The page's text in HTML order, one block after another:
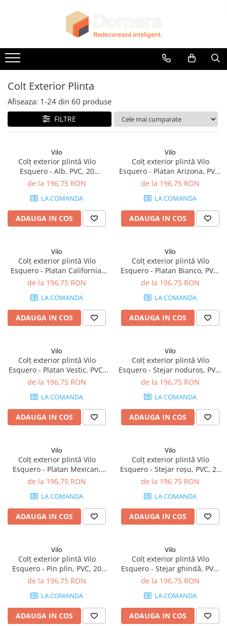
Parchet SPC
Riflaje Decorative
Riflaj exterior
Riflaje Interioare
Glafuri Interioare
Glafuri Exterioare
Plinte, Plinte PVC, Plinte MDF
Plinte PVC
Plinte MDF Premium
Accesorii Plinte
Terminatii Plinta
Colt Exterior Plinta
Colt Interior Plinta
Accesorii Lambriuri
Accesorii Riflaje Decorative
Accesorii Universale
Capac Glaf Interior
Izolatie Parchet
Prag de trecere
Lambriuri PVC
Lambriuri Premium
Panouri Decorative
Panouri Decorative SPC
Panouri Decorative Premium
Colt Exterior Plinta
Afiseaza: 1-24 din 60 produse
FILTRE
Vilo
Colț exterior plintă Vilo
Esquero - Alb, PVC, 20
buc/cutie, compatibil plintă
de la 196,75 RON
LA COMANDA
ADAUGA IN COS
Vilo
Colț exterior plintă Vilo
Esquero - Platan Arizona, PVC,
20 buc/cutie, compatibil
de la 196,75 RON
LA COMANDA
ADAUGA IN COS
Vilo
Colț exterior plintă Vilo
Esquero - Platan California,
PVC, 20 buc/cutie, compatibil
de la 196,75 RON
LA COMANDA
ADAUGA IN COS
Vilo
Colț exterior plintă Vilo
Esquero - Platan Bianco, PVC,
20 buc/cutie, compatibil
de la 196,75 RON
LA COMANDA
ADAUGA IN COS
Vilo
Colț exterior plintă Vilo
Esquero - Platan Vestic, PVC,
20 buc/cutie, compatibil
de la 196,75 RON
LA COMANDA
ADAUGA IN COS
Vilo
Colț exterior plintă Vilo
Esquero - Stejar noduros, PVC,
20 buc/cutie, compatibil
de la 196,75 RON
LA COMANDA
ADAUGA IN COS
Vilo
Colț exterior plintă Vilo
Esquero - Platan Mexican,
PVC, 20 buc/cutie, compatibil
de la 196,75 RON
LA COMANDA
ADAUGA IN COS
Vilo
Colț exterior plintă Vilo
Esquero - Stejar roșu, PVC, 20
buc/cutie, compatibil plintă
de la 196,75 RON
LA COMANDA
ADAUGA IN COS
Vilo
Colț exterior plintă Vilo
Esquero - Pin plin, PVC, 20
buc/cutie, compatibil plintă
de la 196,75 RON
LA COMANDA
ADAUGA IN COS
Vilo
Colț exterior plintă Vilo
Esquero - Stejar ghindă, PVC,
20 buc/cutie, compatibil
de la 196,75 RON
LA COMANDA
ADAUGA IN COS